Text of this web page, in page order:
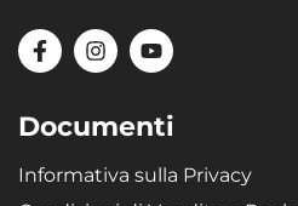
Documenti
Informativa sulla Privacy